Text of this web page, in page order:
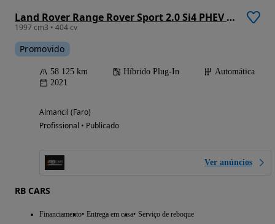
Land Rover Range Rover Sport 2.0 Si4 PHEV HSE Dynamic
1997 cm3 • 404 cv
Promovido
58 125 km Híbrido Plug-In
Automática
2021
Almancil (Faro)
Profissional • Publicado
Ver anúncios
RB CARS
Financiamento Entrega em casa Serviço de reboque